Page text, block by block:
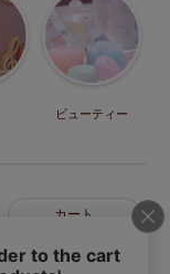
ビューティー
カート